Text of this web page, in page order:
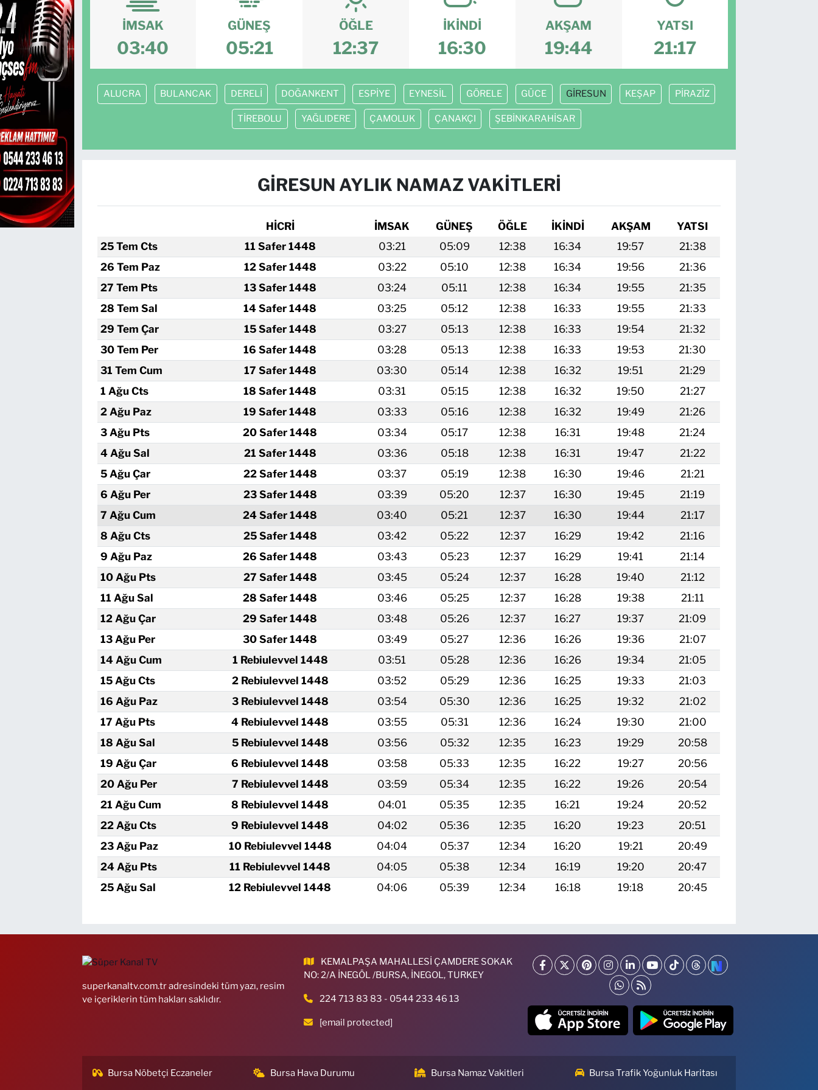
İMSAK
03:40
GÜNEŞ
05:21
ÖĞLE
12:37
İKINDI
16:30
AKŞAM
19:44
YATSI
21:17
ALUCRA BULANCAK DERELİ DOĞANKENT ESPİYE EYNESİL GÖRELE GÜCE GİRESUN KEŞAP PİRAZİZ
TİREBOLU YAĞLIDERE ÇAMOLUK ÇANAKÇI ŞEBİNKARAHİSAR
GİRESUN AYLIK NAMAZ VAKITLERI
HİCRİ İMSAK GÜNEŞ ÖĞLE İKINDI AKŞAM
YATSI
25 Tem Cts
11 Safer 1448 03:21 05:09 12:38 16:34 19:57
21:38
26 Tem Paz
12 Safer 1448 03:22 05:10 12:38 16:34 19:56
21:36
27 Tem Pts
13 Safer 1448 03:24 05:11 12:38 16:34 19:55
21:35
28 Tem Sal
14 Safer 1448 03:25 05:12 12:38 16:33 19:55
21:33
29 Tem Çar
15 Safer 1448 03:27 05:13 12:38 16:33 19:54
21:32
30 Tem Per
16 Safer 1448 03:28 05:13 12:38 16:33 19:53
21:30
31 Tem Cum
17 Safer 1448 03:30 05:14 12:38 16:32 19:51
21:29
1 Ağu Cts
18 Safer 1448 03:31 05:15 12:38 16:32 19:50
21:27
2 Ağu Paz
19 Safer 1448 03:33 05:16 12:38 16:32 19:49
21:26
3 Ağu Pts
20 Safer 1448 03:34 05:17 12:38 16:31 19:48
21:24
4 Ağu Sal
21 Safer 1448 03:36 05:18 12:38 16:31 19:47
21:22
5 Ağu Çar
22 Safer 1448 03:37 05:19 12:38 16:30 19:46
21:21
6 Ağu Per
23 Safer 1448 03:39 05:20 12:37 16:30 19:45
21:19
7 Ağu Cum
24 Safer 1448 03:40 05:21 12:37 16:30 19:44
21:17
8 Ağu Cts
25 Safer 1448 03:42 05:22 12:37 16:29 19:42
21:16
9 Ağu Paz
26 Safer 1448 03:43 05:23 12:37 16:29 19:41
21:14
10 Ağu Pts
27 Safer 1448 03:45 05:24 12:37 16:28 19:40
21:12
11 Ağu Sal
28 Safer 1448 03:46 05:25 12:37 16:28 19:38
21:11
12 Ağu Çar
29 Safer 1448 03:48 05:26 12:37 16:27 19:37
21:09
13 Ağu Per
30 Safer 1448 03:49 05:27 12:36 16:26 19:36
21:07
14 Ağu Cum
1 Rebiulevvel 1448 03:51 05:28 12:36 16:26 19:34
21:05
15 Ağu Cts
2 Rebiulevvel 1448 03:52 05:29 12:36 16:25 19:33
21:03
16 Ağu Paz
3 Rebiulevvel 1448 03:54 05:30 12:36 16:25 19:32
21:02
17 Ağu Pts
4 Rebiulevvel 1448 03:55 05:31 12:36 16:24 19:30
21:00
18 Ağu Sal
5 Rebiulevvel 1448 03:56 05:32 12:35 16:23 19:29
20:58
19 Ağu Çar
6 Rebiulevvel 1448 03:58 05:33 12:35 16:22 19:27
20:56
20 Ağu Per
7 Rebiulevvel 1448 03:59 05:34 12:35 16:22 19:26
20:54
21 Ağu Cum
8 Rebiulevvel 1448 04:01 05:35 12:35 16:21 19:24
20:52
22 Ağu Cts
9 Rebiulevvel 1448 04:02 05:36 12:35 16:20 19:23
20:51
23 Ağu Paz
10 Rebiulevvel 1448 04:04 05:37 12:34 16:20 19:21
20:49
24 Ağu Pts
11 Rebiulevvel 1448 04:05 05:38 12:34 16:19 19:20
20:47
25 Ağu Sal
12 Rebiulevvel 1448 04:06 05:39 12:34 16:18 19:18 20:45
superkanaltv.com.tr adresindeki tüm yazı, resim
ve içeriklerin tüm hakları saklıdır.
KEMALPAŞA MAHALLESİ ÇAMDERE SOKAK
NO: 2/A İNEGÖL /BURSA, İNEGOL, TURKEY
224 713 83 83 - 0544 233 46 13
[email protected]
Bursa Nöbetçi Eczaneler Bursa Hava Durumu Bursa Namaz Vakitleri Bursa Trafik Yoğunluk Haritası
TEKNOLOJİ
CANLI DİNLE
RESMİ İLANLAR
Gencsesfm Canlı Dinle